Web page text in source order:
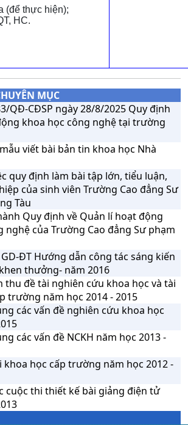
(để thực hiện);
HC.
MỤC
QĐ-CĐSP ngày 28/8/2025 Quy định
khoa học công nghệ tại trường
viết bài bản tin khoa học Nhà
quy định làm bài tập lớn, tiểu luận,
của sinh viên Trường Cao đẳng Sư
Tàu
Quy định về Quản lí hoạt động
nghệ của Trường Cao đẳng Sư phạm
GD-ĐT Hướng dẫn công tác sáng kiến
thưởng- năm 2016
thu đề tài nghiên cứu khoa học và tài
trường năm học 2014 - 2015
các vấn đề nghiên cứu khoa học
các vấn đề NCKH năm học 2013 -
khoa học cấp trường năm học 2012 -
cuộc thi thiết kế bài giảng điện tử